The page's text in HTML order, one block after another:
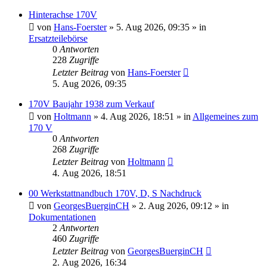
Hinterachse 170V
von Hans-Foerster» 5. Aug 2026, 09:35 » in
Ersatzteilebörse
0 Antworten
228 Zugriffe
Letzter Beitrag von Hans-Foerster
5. Aug 2026, 09:35
170V Baujahr 1938 zum Verkauf
von Holtmann » 4. Aug 2026, 18:51 » in Allgemeines zum
170 V
0 Antworten
268 Zugriffe
Letzter Beitrag von Holtmann
4. Aug 2026, 18:51
00 Werkstattnandbuch 170V, D, S Nachdruck
von GeorgesBuerginCH » 2. Aug 2026, 09:12 » in
Dokumentationen
2 Antworten
460 Zugriffe
Letzter Beitrag von GeorgesBuerginCH
2. Aug 2026, 16:34